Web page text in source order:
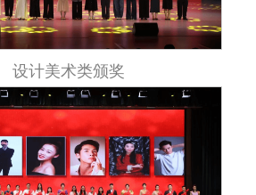
设计美术类颁奖